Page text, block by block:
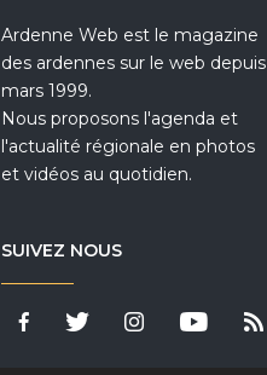
Ardenne Web est le magazine
des ardennes sur le web depuis
mars 1999.
Nous proposons l'agenda et
l'actualité régionale en photos
et vidéos au quotidien.
SUIVEZ NOUS